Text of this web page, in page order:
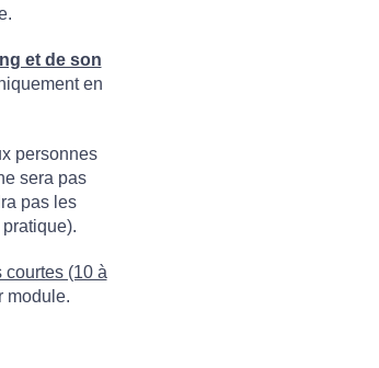
et de son
en
personnes
sera pas
pas les
courtes (10 à
module.